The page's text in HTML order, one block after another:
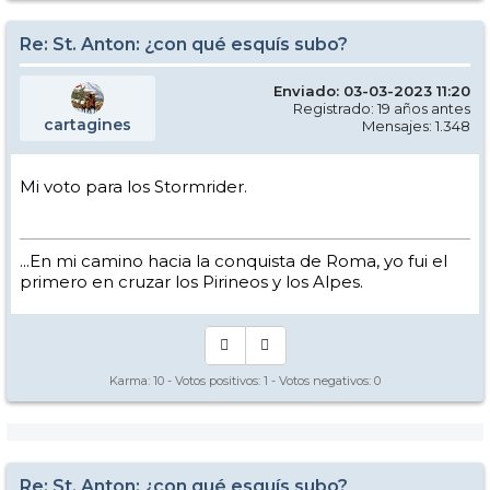
Re: St. Anton: ¿con qué esquís subo?
cartagines
Enviado: 03-03-2023 11:20
Registrado: 19 años antes
Mensajes: 1.348
Mi voto para los Stormrider.
...En mi camino hacia la conquista de Roma, yo fui el
primero en cruzar los Pirineos y los Alpes.
Karma: 10 - Votos positivos: 1 - Votos negativos: 0